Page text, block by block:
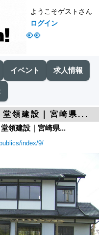
👀
ようこそゲストさん
ログイン
イベント 求人情報
領建設｜宮崎県...
領建設｜宮崎県...
index/9/